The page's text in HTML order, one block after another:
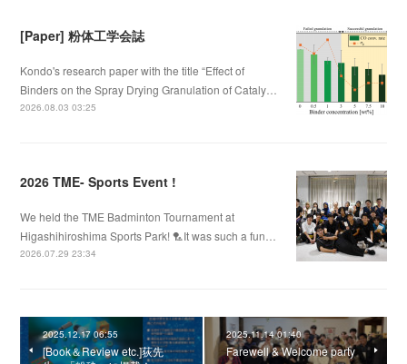
[Paper] 粉体工学会誌
Kondo's research paper with the title “Effect of
Binders on the Spray Drying Granulation of Cataly…
2026.08.03 03:25
2026 TME- Sports Event !
We held the TME Badminton Tournament at
Higashihiroshima Sports Park! 🏸It was such a fun…
2026.07.29 23:34
2025.12.17 06:55
[Book＆Review etc.]荻先
2025.11.14 01:40
Farewell & Welcome party